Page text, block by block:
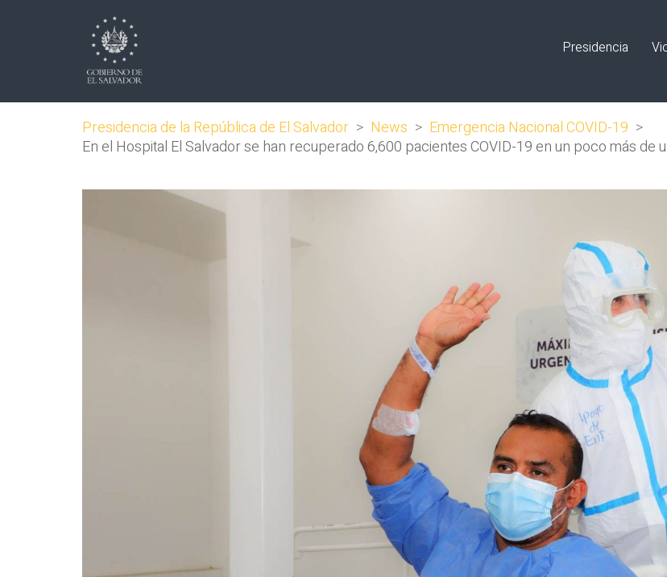
Presidencia
Presidencia de la República de El Salvador > News > Emergencia Nacional COVID-19 >
En el Hospital El Salvador se han recuperado 6,600 pacientes COVID-19 en un poco más de